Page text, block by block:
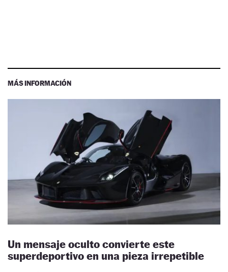
MÁS INFORMACIÓN
Un mensaje oculto convierte este
superdeportivo en una pieza irrepetible